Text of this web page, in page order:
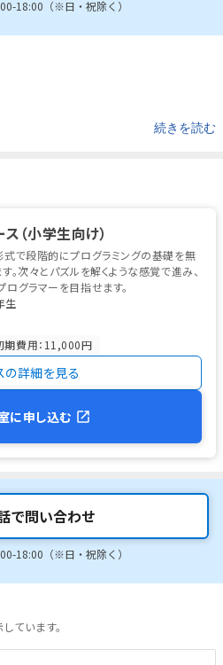
18:00（※日・祝除く）
続きを読む
（小学生向け）
式で段階的にプログラミングの基礎を無
。次々とパズルを解くような感覚で進み、
グラマーを目指せます。
生
期費用：11,000円
の詳細を見る
に申し込む
で問い合わせ
18:00（※日・祝除く）
ています。